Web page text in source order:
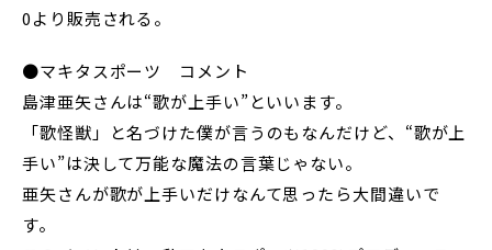
0より販売される。
●マキタスポーツ コメント
島津亜矢さんは“歌が上手い”といいます。
「歌怪獣」と名づけた僕が言うのもなんだけど、“歌が上
手い”は決して万能な魔法の言葉じゃない。
亜矢さんが歌が上手いだけなんて思ったら大間違いで
す。